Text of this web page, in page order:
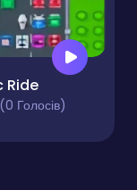
Ride
Голосів)